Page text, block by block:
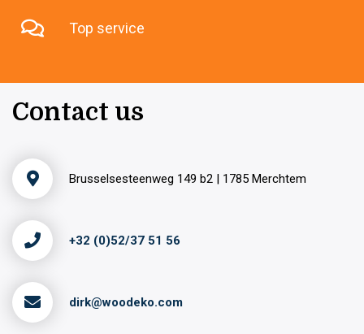
Top service
Contact us
Brusselsesteenweg 149 b2 | 1785 Merchtem
+32 (0)52/37 51 56
dirk@woodeko.com